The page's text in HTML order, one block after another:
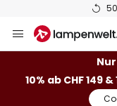
Inhalt
Nur
10% ab CHF 149